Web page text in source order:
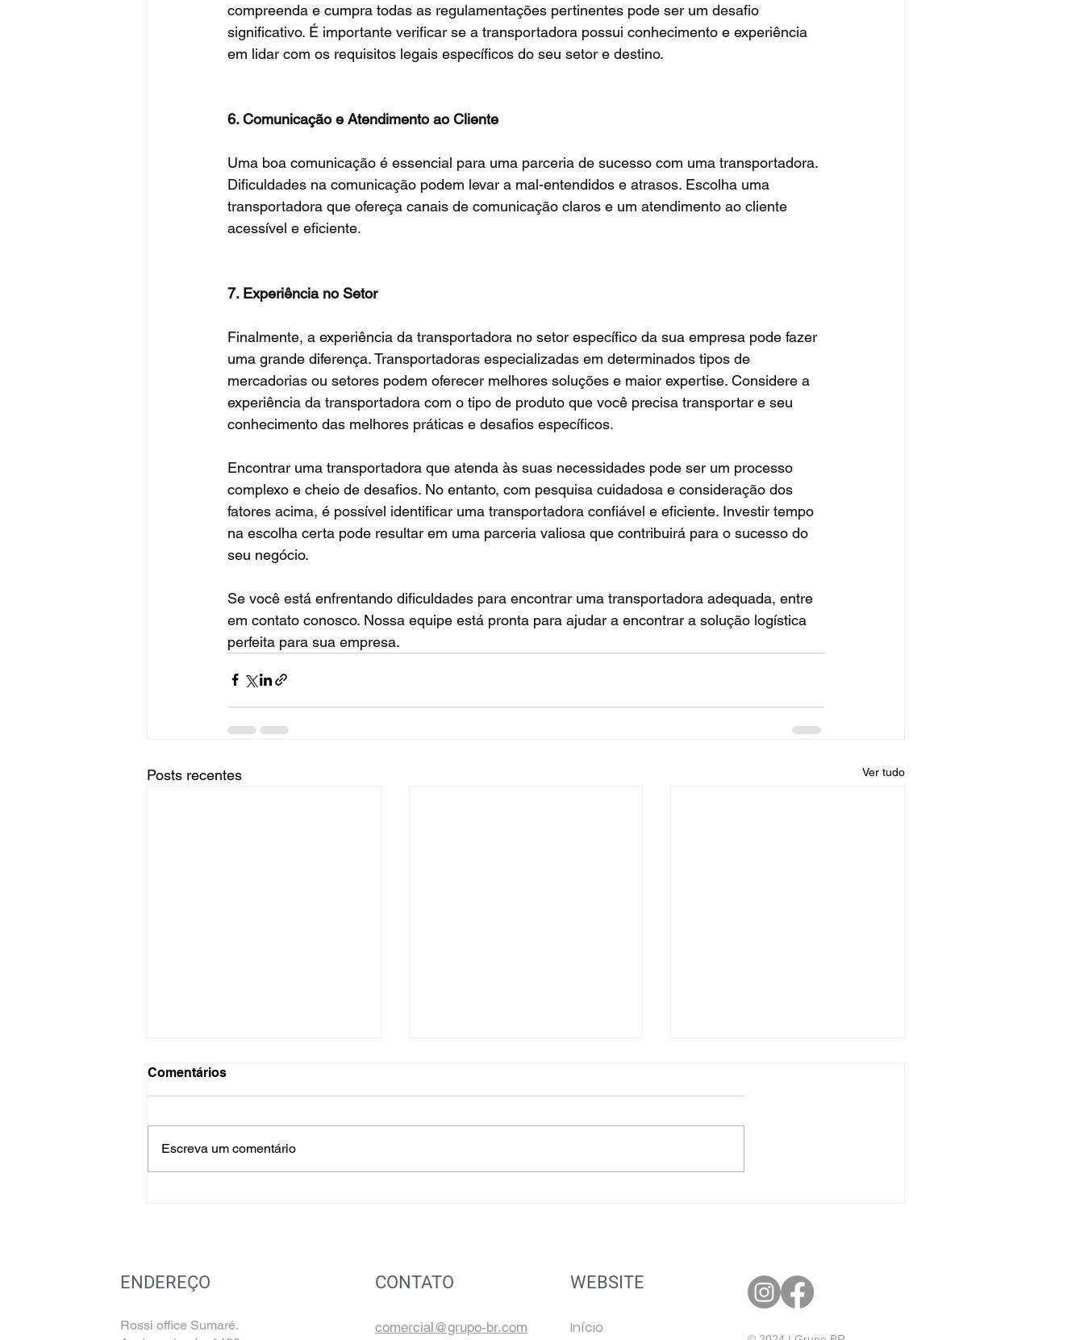
compreenda e cumpra todas as regulamentações pertinentes pode ser um desafio
significativo. É importante verificar se a transportadora possui conhecimento e experiência
em lidar com os requisitos legais específicos do seu setor e destino.
6. Comunicação e Atendimento ao Cliente
Uma boa comunicação é essencial para uma parceria de sucesso com uma transportadora.
Dificuldades na comunicação podem levar a mal-entendidos e atrasos. Escolha uma
transportadora que ofereça canais de comunicação claros e um atendimento ao cliente
acessível e eficiente.
7. Experiência no Setor
Finalmente, a experiência da transportadora no setor específico da sua empresa pode fazer
uma grande diferença. Transportadoras especializadas em determinados tipos de
mercadorias ou setores podem oferecer melhores soluções e maior expertise. Considere a
experiência da transportadora com o tipo de produto que você precisa transportar e seu
conhecimento das melhores práticas e desafios específicos.
Encontrar uma transportadora que atenda às suas necessidades pode ser um processo
complexo e cheio de desafios. No entanto, com pesquisa cuidadosa e consideração dos
fatores acima, é possível identificar uma transportadora confiável e eficiente. Investir tempo
na escolha certa pode resultar em uma parceria valiosa que contribuirá para o sucesso do
seu negócio.
Se você está enfrentando dificuldades para encontrar uma transportadora adequada, entre
em contato conosco. Nossa equipe está pronta para ajudar a encontrar a solução logística
perfeita para sua empresa.
Posts recentes Ver tudo
Comentários
Escreva um comentário
ENDEREÇO
Rossi office Sumaré.
CONTATO WEBSITE
comercial@grupo-br.com Início